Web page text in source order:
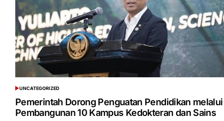
POSTED
IN
UNCATEGORIZED
Pemerintah Dorong Penguatan Pendidikan melalui
Pembangunan 10 Kampus Kedokteran dan Sains